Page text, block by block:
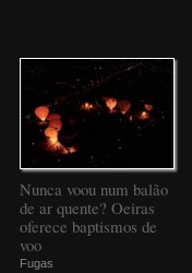
Nunca voou num balão
de ar quente? Oeiras
oferece baptismos de
voo
Fugas